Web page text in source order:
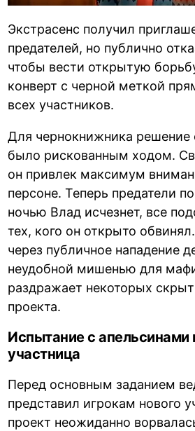
Экстрасенс получил
предателей, но публично
чтобы вести открытую
конверт с черной меткой
всех участников.
Для чернокнижника решение
было рискованным ходом.
он привлек максимум
персоне. Теперь предатели
ночью Влад исчезнет, все
тех, кого он открыто
через публичное нападение
неудобной мишенью для
раздражает некоторых
проекта.
Испытание с апельсинами
участница
Перед основным заданием
представил игрокам нового
проект неожиданно